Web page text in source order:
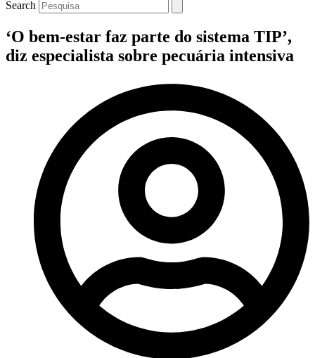
Search
‘O bem-estar faz parte do sistema TIP’,
diz especialista sobre pecuária intensiva